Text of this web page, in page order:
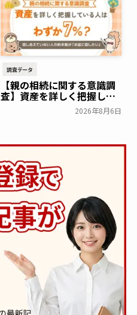
調査データ
【親の相続に関する意識調
査】資産を詳しく把握して
いる人はわずか7％？具体的
に話せていない人の約半数
節約。」が親の相続につい
て400名を対象に意識調査
を実施～Sasuke Financial
Lab～ 一般公開
2026年8月6日